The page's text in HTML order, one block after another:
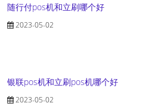
随行付pos机和立刷哪个好
2023-05-02
银联pos机和立刷pos机哪个好
2023-05-02